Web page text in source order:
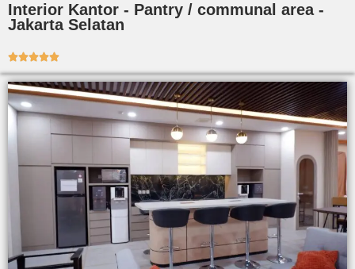
Interior Kantor - Pantry / communal area -
Jakarta Selatan
